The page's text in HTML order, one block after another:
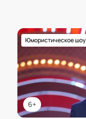
6+
Юмористическое шоу